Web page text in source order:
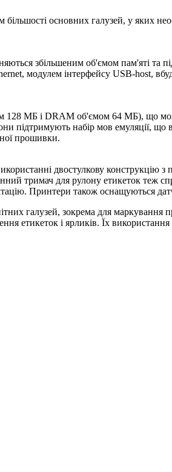
основних галузей, у яких
збільшеним об'ємом пам'яті та
модулем інтерфейсу USB-host,
МБ і DRAM об'ємом 64 МБ), що
підтримують набір мов емуляції,
прошивки.
двостулкову конструкцію з
тримач для рулону етикеток теж
Принтери також оснащуються
галузей, зокрема для
етикеток і ярликів. Їх використання